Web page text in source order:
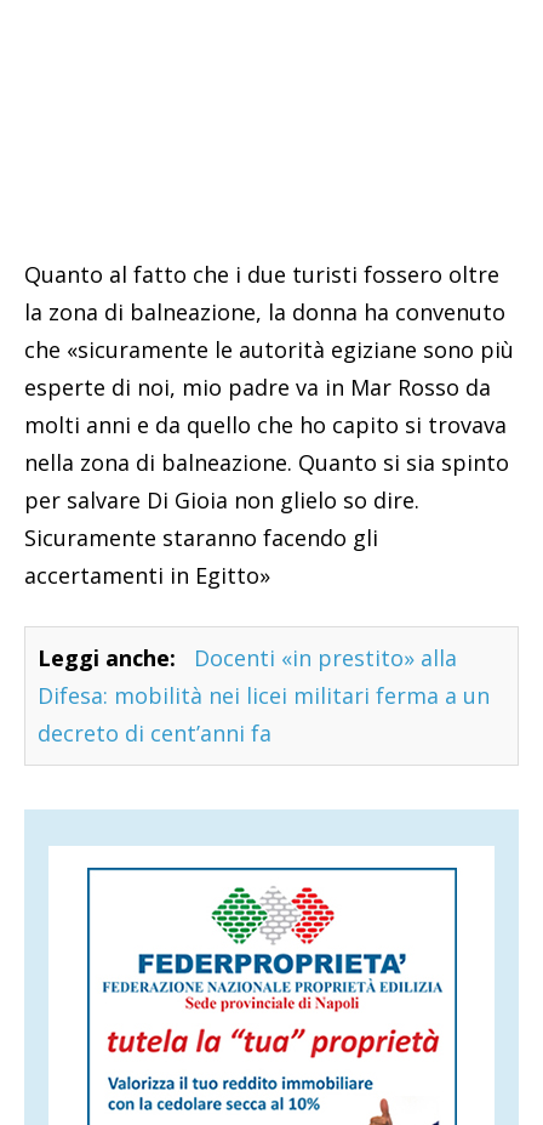
Quanto al fatto che i due turisti fossero oltre
la zona di balneazione, la donna ha convenuto
che «sicuramente le autorità egiziane sono più
esperte di noi, mio padre va in Mar Rosso da
molti anni e da quello che ho capito si trovava
nella zona di balneazione. Quanto si sia spinto
per salvare Di Gioia non glielo so dire.
Sicuramente staranno facendo gli
accertamenti in Egitto»
Leggi anche:
Docenti «in prestito» alla
Difesa: mobilità nei licei militari ferma a un
decreto di cent’anni fa